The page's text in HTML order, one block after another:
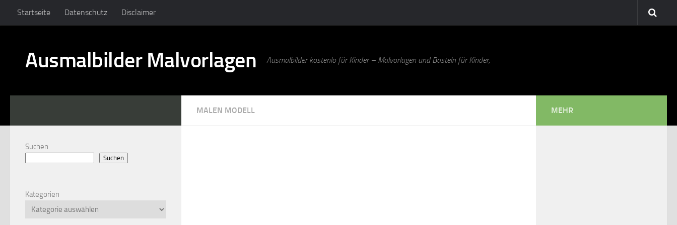
Startseite Datenschutz Disclaimer
Ausmalbilder Malvorlagen Ausmalbilder kostenlo für Kinder – Malvorlagen und Basteln für Kinder,
MALEN MODELL
Suchen
Suchen
Kategorien
MEHR